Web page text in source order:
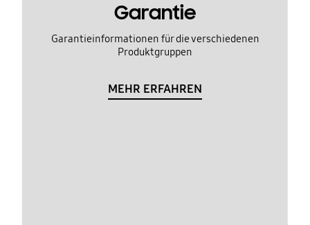
Garantie
Garantieinformationen für die verschiedenen
Produktgruppen
MEHR ERFAHREN